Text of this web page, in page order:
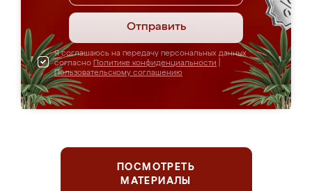
Отправить
Я соглашаюсь на передачу персональных данных
согласно Политике конфиденциальности
Пользовательскому соглашению
ПОСМОТРЕТЬ
МАТЕРИАЛЫ